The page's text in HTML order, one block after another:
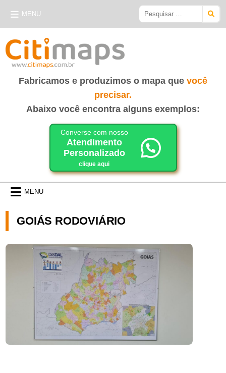
MENU
Pesquisar
por:
Fabricamos e produzimos o mapa que você
precisar.
Abaixo você encontra alguns exemplos:
Converse com nosso
Atendimento
Personalizado
clique aqui
MENU
GOIÁS RODOVIÁRIO